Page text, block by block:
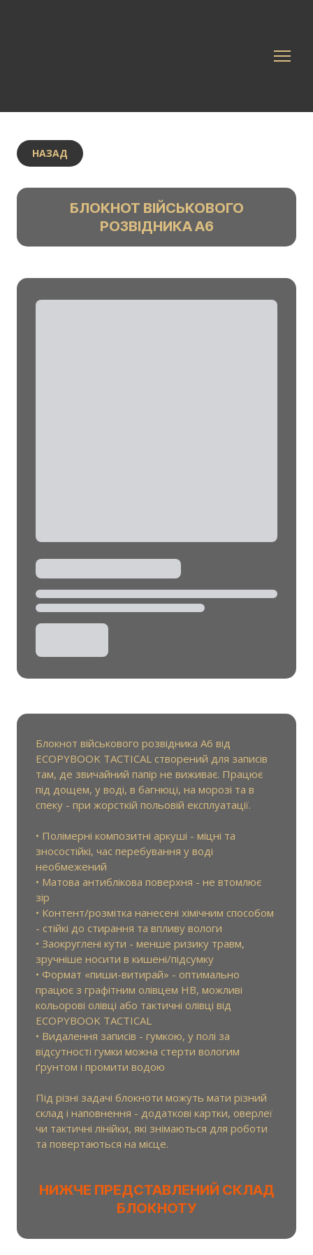
НАЗАД
БЛОКНОТ ВІЙСЬКОВОГО
РОЗВІДНИКА А6
Блокнот військового розвідника А6 від
ECOPYBOOK TACTICAL створений для записів
там, де звичайний папір не виживає. Працює
під дощем, у воді, в багнюці, на морозі та в
спеку - при жорсткій польовій експлуатації.
• Полімерні композитні аркуші - міцні та
зносостійкі, час перебування у воді
необмежений
• Матова антиблікова поверхня - не втомлює
зір
• Контент/розмітка нанесені хімічним способом
- стійкі до стирання та впливу вологи
• Заокруглені кути - менше ризику травм,
зручніше носити в кишені/підсумку
• Формат «пиши-витирай» - оптимально
працює з графітним олівцем HB, можливі
кольорові олівці або тактичні олівці від
ECOPYBOOK TACTICAL
• Видалення записів - гумкою, у полі за
відсутності гумки можна стерти вологим
ґрунтом і промити водою
Під різні задачі блокноти можуть мати різний
склад і наповнення - додаткові картки, оверлеї
чи тактичні лінійки, які знімаються для роботи
та повертаються на місце.
НИЖЧЕ ПРЕДСТАВЛЕНИЙ СКЛАД
БЛОКНОТУ